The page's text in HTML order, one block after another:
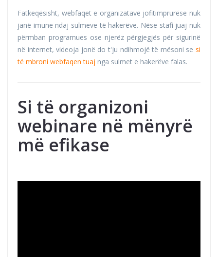
Fatkeqësisht, webfaqet e organizatave jofitimprurëse nuk
janë imune ndaj sulmeve të hakerëve. Nëse stafi juaj nuk
përmban programues ose njerëz përgjegjës për sigurinë
në internet, videoja jonë do t'ju ndihmojë të mësoni se si
të mbroni webfaqen tuaj nga sulmet e hakerëve falas.
Si të organizoni
webinare në mënyrë
më efikase